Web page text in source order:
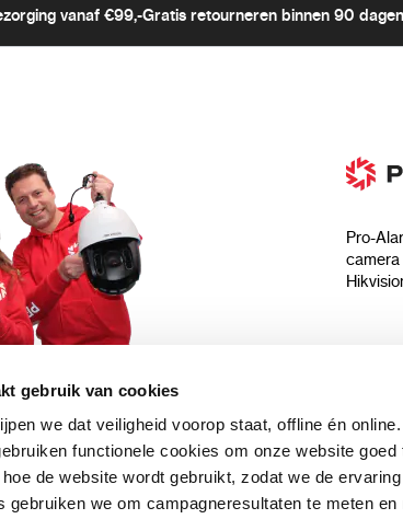
gebruik van cookies
we dat veiligheid voorop staat, offline én
functionele cookies om onze website
de website wordt gebruikt, zodat we de
gebruiken we om campagneresultaten te meten
vanaf €99,-Gratis retourneren binnen 90
je aankoop?
nieuwsbrief en
Pro-
camera
Blog